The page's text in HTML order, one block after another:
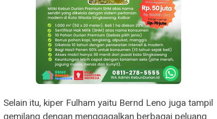
Selain itu, kiper Fulham yaitu Bernd Leno juga tampil
gemilang dengan menggagalkan berbagai peluang